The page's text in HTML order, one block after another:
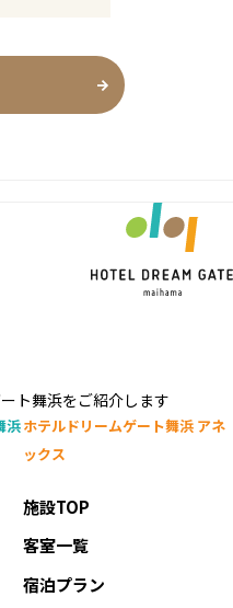
ト舞浜をご紹介します
浜ホテルドリームゲート舞浜 アネ
ックス
施設TOP
客室一覧
宿泊プラン